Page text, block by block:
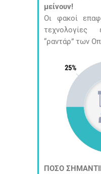
μείνουν!
Οι φακοί
“ραντάρ” των
ΠΟΣΟ